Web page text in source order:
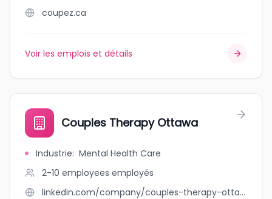
coupez.ca
Voir les emplois et détails
Couples Therapy Ottawa
Industrie: Mental Health Care
2-10 employees employés
linkedin.com/company/couples-therapy-ottawa